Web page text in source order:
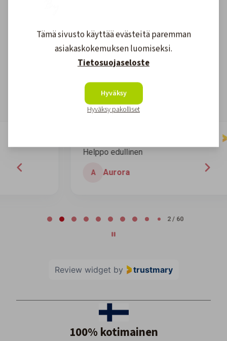
Asiakkaidemme kokemuksia
4.61608arvostelut
Helppo edullinen
2 / 60
Review widget by trustmary
100% kotimainen
Tämä sivusto käyttää evästeitä paremman
asiakaskokemuksen luomiseksi.
Tietosuojaseloste
Hyväksy
Hyväksy pakolliset